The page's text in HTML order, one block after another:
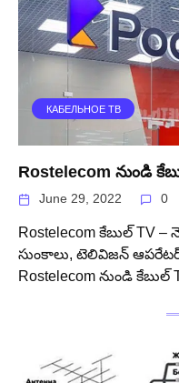
КАБЕЛЬНОЕ ТВ
Rostelecom నుండి
June 29, 2022 0
Rostelecom కేబుల్ TV
సుంకాలు, టెలివిజన్ ఆపరేటర్
Rostelecom నుండి